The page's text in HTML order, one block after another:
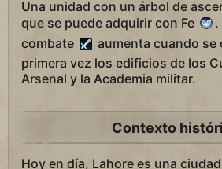
Una unidad con un árbol de
que se puede adquirir con Fe
.
combate
aumenta cuando
primera vez los edificios de los
Arsenal y la Academia militar.
Contexto
Hoy en día, Lahore es una